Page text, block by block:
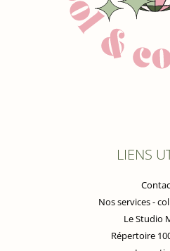
LIENS
Nos services -
Le Studio
Répertoire